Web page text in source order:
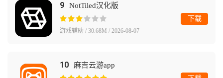
9 NotTiled汉化版
游戏辅助 / 30.68M / 2026-08-07
下载
10 麻吉云游app